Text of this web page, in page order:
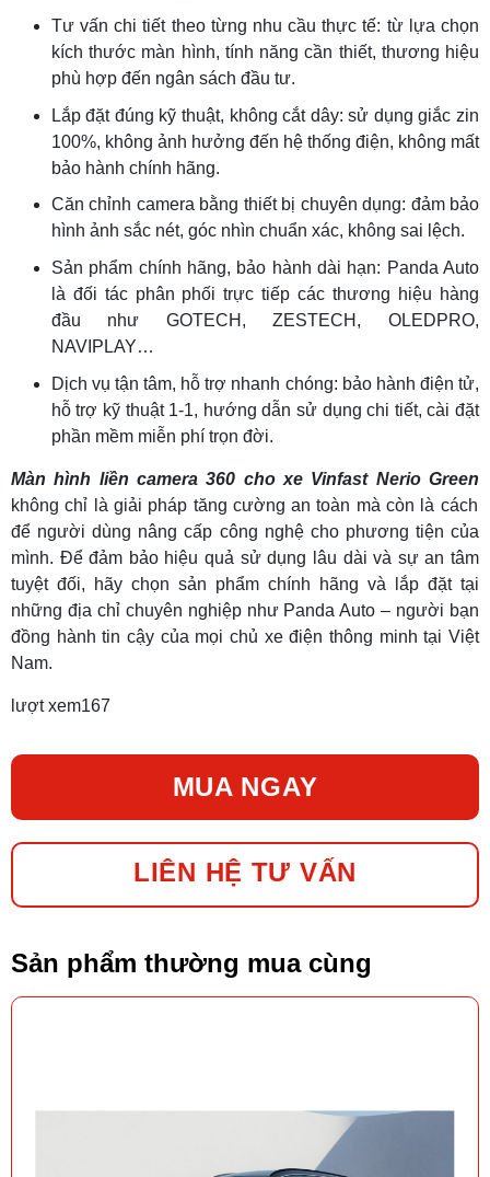
Tư vấn chi tiết theo từng nhu cầu thực tế: từ lựa chọn
kích thước màn hình, tính năng cần thiết, thương hiệu
phù hợp đến ngân sách đầu tư.
Lắp đặt đúng kỹ thuật, không cắt dây: sử dụng giắc zin
100%, không ảnh hưởng đến hệ thống điện, không mất
bảo hành chính hãng.
Căn chỉnh camera bằng thiết bị chuyên dụng: đảm bảo
hình ảnh sắc nét, góc nhìn chuẩn xác, không sai lệch.
Sản phẩm chính hãng, bảo hành dài hạn: Panda Auto
là đối tác phân phối trực tiếp các thương hiệu hàng
đầu như GOTECH, ZESTECH, OLEDPRO,
NAVIPLAY…
Dịch vụ tận tâm, hỗ trợ nhanh chóng: bảo hành điện tử,
hỗ trợ kỹ thuật 1-1, hướng dẫn sử dụng chi tiết, cài đặt
phần mềm miễn phí trọn đời.
Màn hình liền camera 360 cho xe Vinfast Nerio Green
không chỉ là giải pháp tăng cường an toàn mà còn là cách
để người dùng nâng cấp công nghệ cho phương tiện của
mình. Để đảm bảo hiệu quả sử dụng lâu dài và sự an tâm
tuyệt đối, hãy chọn sản phẩm chính hãng và lắp đặt tại
những địa chỉ chuyên nghiệp như Panda Auto – người bạn
đồng hành tin cậy của mọi chủ xe điện thông minh tại Việt
Nam.
lượt xem167
MUA NGAY
LIÊN HỆ TƯ VẤN
Sản phẩm thường mua cùng